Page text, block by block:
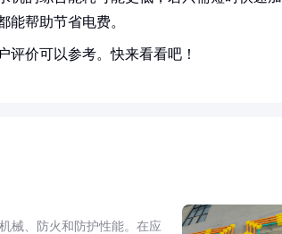
帮助节省电费。
价可以参考。快来看看吧！
械、防火和防护性能。在应